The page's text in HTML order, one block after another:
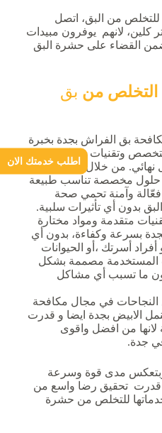
من البق، اتصل
لانهم يوفرون مبيدات
القضاء على حشرة البق
التخلص من بق
بق الفراش بجدة بخبرة
وتقنيات متطورة
نهائي. من خلال فحص دقيق
حلول مخصصة تناسب طبيعة
فعّالة وآمنة تحمي صحة
بدون أي تأثيرات سلبية.
متقدمة ومواد مختارة
بسرعة وكفاءة، بدون أي
أسرتك ،أو الحيوانات
المستخدمة مصممة بشكل
ما تسبب أي مشاكل
في مجال مكافحة
الابيض بجدة ايضا و قدرت
لانها من افضل واقوى
جدة.
وبتعكس مدى قوة وسرعة
قدرت تحقيق رضا واسع من
للتخلص من حشرة
اطلب خدمتك الان